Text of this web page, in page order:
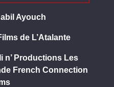
Ayouch
de L’Atalante
n’ Productions Les
French Connection